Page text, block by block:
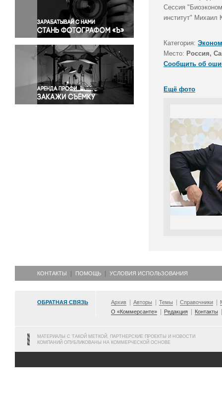
Правосудие
Происшествия и конфликты
Религия
Светская жизнь
Спорт
Экология
Экономика и бизнес
Сессия
институт" Михаил
Категория:
Место: Россия,
Сообщить об
Ещё фото
КОНТАКТЫ ПОМОЩЬ УСЛОВИЯ ИСПОЛЬЗОВАНИЯ
ОБРАТНАЯ СВЯЗЬ Архив Авторы Темы Справочники
О «Коммерсанте»
Редакция Контакты
МАТЕРИАЛЫ С ТАКОЙ МЕТКОЙ, ПАРТНЕРСКИЕ ПРОЕКТЫ И НОВОСТИ
КОМПАНИЙ ОПУБЛИКОВАНЫ НА КОММЕРЧЕСКОЙ ОСНОВЕ